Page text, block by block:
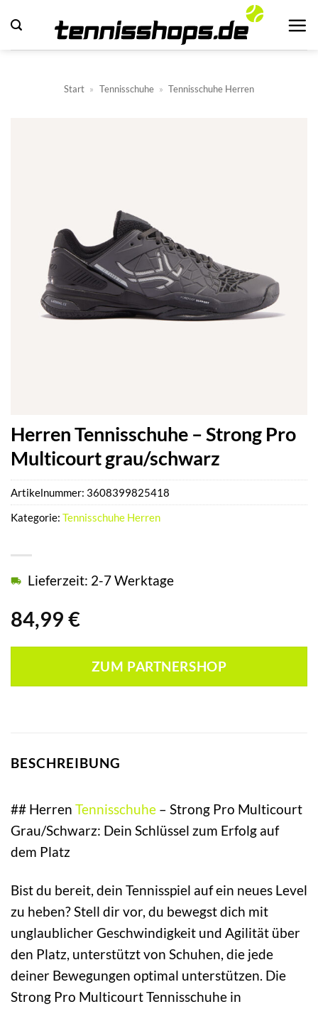
Inhalt
springen
Start » Tennisschuhe » Tennisschuhe Herren
Herren Tennisschuhe – Strong Pro
Multicourt grau/schwarz
84,99 €
Lieferzeit: 2-7 Werktage
ZUM PARTNERSHOP
Artikelnummer: 3608399825418
Kategorie: Tennisschuhe Herren
BESCHREIBUNG
## Herren Tennisschuhe – Strong Pro Multicourt
Grau/Schwarz: Dein Schlüssel zum Erfolg auf
dem Platz
Bist du bereit, dein Tennisspiel auf ein neues Level
zu heben? Stell dir vor, du bewegst dich mit
unglaublicher Geschwindigkeit und Agilität über
den Platz, unterstützt von Schuhen, die jede
deiner Bewegungen optimal unterstützen. Die
Strong Pro Multicourt Tennisschuhe in